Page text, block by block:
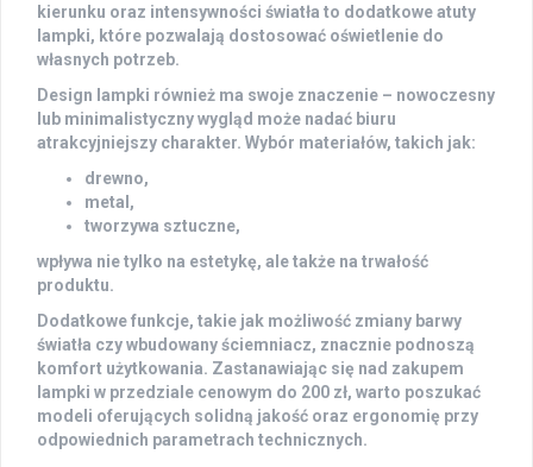
kierunku oraz intensywności światła to dodatkowe atuty
lampki, które pozwalają dostosować oświetlenie do
własnych potrzeb.
Design lampki również ma swoje znaczenie – nowoczesny
lub minimalistyczny wygląd może nadać biuru
atrakcyjniejszy charakter. Wybór materiałów, takich jak:
drewno,
metal,
tworzywa sztuczne,
wpływa nie tylko na estetykę, ale także na trwałość
produktu.
Dodatkowe funkcje, takie jak możliwość zmiany barwy
światła czy wbudowany ściemniacz, znacznie podnoszą
komfort użytkowania. Zastanawiając się nad zakupem
lampki w przedziale cenowym do 200 zł, warto poszukać
modeli oferujących solidną jakość oraz ergonomię przy
odpowiednich parametrach technicznych.